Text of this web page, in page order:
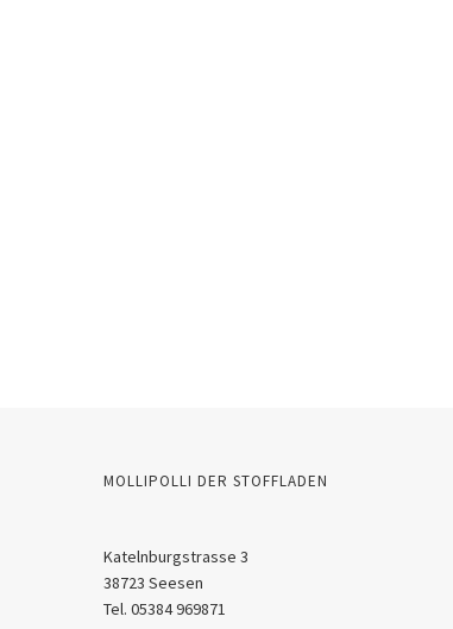
MOLLIPOLLI DER STOFFLADEN
Katelnburgstrasse 3
38723 Seesen
Tel. 05384 969871